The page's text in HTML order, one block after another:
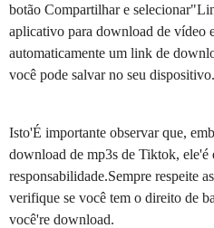
botão Compartilhar e
aplicativo para download de vídeo
automaticamente um link de
você pode salvar no seu dispositivo.
Isto'É importante observar que,
download de mp3s de Tiktok, ele'é
responsabilidade.Sempre respeite
verifique se você tem o direito de
você're download.